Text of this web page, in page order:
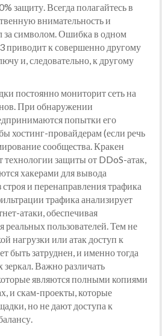
защиту. Всегда полагайтесь в
внимательность и
за символом. Ошибка в одном
приводит к совершенно другому
и, следовательно, к другому
постоянно мониторит сеть на
При обнаружении
попытки его
хостинг-провайдерам (если речь
сообщества. Кракен
технологии защиты от DDoS-атак,
хакерами для вывода
и перенаправления трафика
трафика анализирует
атаки, обеспечивая
реальных пользователей. Тем не
нагрузки или атак доступ к
быть затруднен, и именно тогда
зеркал. Важно различать
являются полными копиями
и скам-проекты, которые
но не дают доступа к